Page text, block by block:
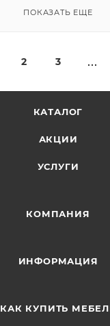
ПОКАЗАТЬ ЕЩЕ
2 3
КАТАЛОГ
АКЦИИ
УСЛУГИ
КОМПАНИЯ
ИНФОРМАЦИЯ
КАК КУПИТЬ